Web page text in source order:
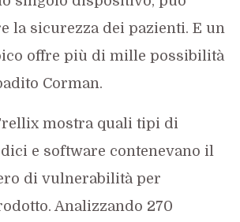
la sicurezza dei pazienti. E un
offre più di mille possibilità
Corman.
mostra quali tipi di
e software contenevano il
di vulnerabilità per
Analizzando 270